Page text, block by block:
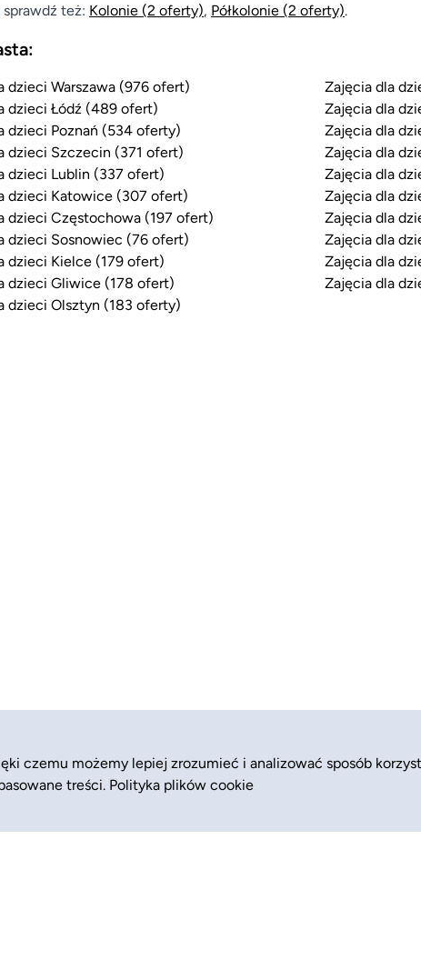
też: Kolonie (2 oferty), Półkolonie (2 oferty).
dzieci Warszawa (976 ofert)
Zajęcia dla
dzieci Łódź (489 ofert)
Zajęcia dla
dzieci Poznań (534 oferty)
Zajęcia dla
dzieci Szczecin (371 ofert)
Zajęcia dla
dzieci Lublin (337 ofert)
Zajęcia dla
dzieci Katowice (307 ofert)
Zajęcia dla
dzieci Częstochowa (197 ofert)
Zajęcia dla
dzieci Sosnowiec (76 ofert)
Zajęcia dla
dzieci Kielce (179 ofert)
Zajęcia dla
dzieci Gliwice (178 ofert)
Zajęcia dla
dzieci Olsztyn (183 oferty)
czemu możemy lepiej zrozumieć i analizować sposób
treści. Polityka plików cookie